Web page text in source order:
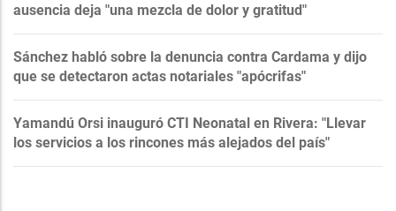
ausencia deja "una mezcla de dolor y gratitud"
Sánchez habló sobre la denuncia contra Cardama y dijo
que se detectaron actas notariales "apócrifas"
Yamandú Orsi inauguró CTI Neonatal en Rivera: "Llevar
los servicios a los rincones más alejados del país"